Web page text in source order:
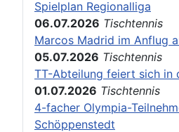
Spielplan Regionalliga
06.07.2026 Tischtennis
Marcos Madrid im Anflug
05.07.2026 Tischtennis
TT-Abteilung feiert sich in
01.07.2026 Tischtennis
4-facher Olympia-
Schöppenstedt